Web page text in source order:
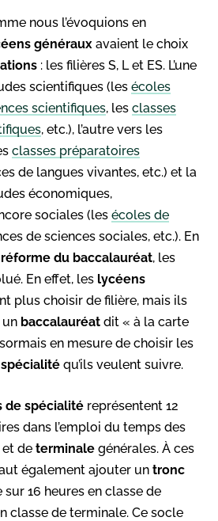
nous l’évoquions en
généraux avaient le choix
: les filières S, L et ES. L’une
scientifiques (les écoles
scientifiques, les classes
, etc.), l’autre vers les
classes préparatoires
de langues vivantes, etc.) et la
économiques,
sociales (les écoles de
de sciences sociales, etc.). En
réforme du baccalauréat, les
En effet, les lycéens
plus choisir de filière, mais ils
baccalauréat dit « à la carte
en mesure de choisir les
qu’ils veulent suivre.
de spécialité représentent 12
dans l’emploi du temps des
et de terminale générales. À ces
également ajouter un tronc
sur 16 heures en classe de
classe de terminale. Ce socle